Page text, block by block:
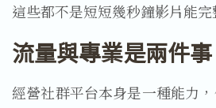
這些都不是短短幾秒鐘影片能完
流量與專業是兩件事
經營社群平台本身是一種能力